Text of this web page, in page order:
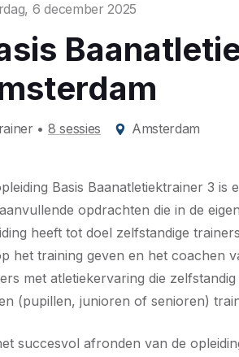
6 december 2025
• 8 sessies Amsterdam
Basis Baanatletiektrainer 3
opdrachten die in de
heeft tot doel zelfstandige
het training geven en het coachen
met atletiekervaring die
(pupillen, junioren of senioren)
succesvol afronden van de